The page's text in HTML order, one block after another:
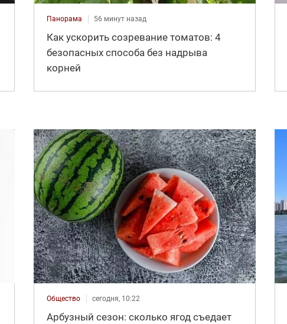
Панорама 56 минут назад
Как ускорить созревание томатов: 4
безопасных способа без надрыва
корней
Общество сегодня, 10:22
Арбузный сезон: сколько ягод съедает